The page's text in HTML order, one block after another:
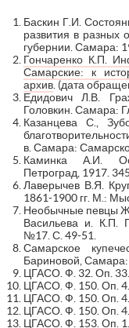
Баскин Г.И.
развития в разных
губернии. Самара:
Гончаренко К.П.
Самарские: к
архив. (дата
Едидович Л.В.
Головкин. Самара:
Казанцева С.,
в. Самара:
Каминка А.И.
Петроград, 1917. 345
Лаверычев В.Я.
1861-1900 гг. М.:
Необычные певцы
Васильева и. К.П.
№17. С. 49-51.
Самарское
Бариновой, Самара:
ЦГАСО. Ф. 32. Оп. 33.
ЦГАСО. Ф. 150. Оп. 4.
ЦГАСО. Ф. 150. Оп. 4.
ЦГАСО. Ф. 150. Оп. 4.
ЦГАСО. Ф. 153. Оп. 1.